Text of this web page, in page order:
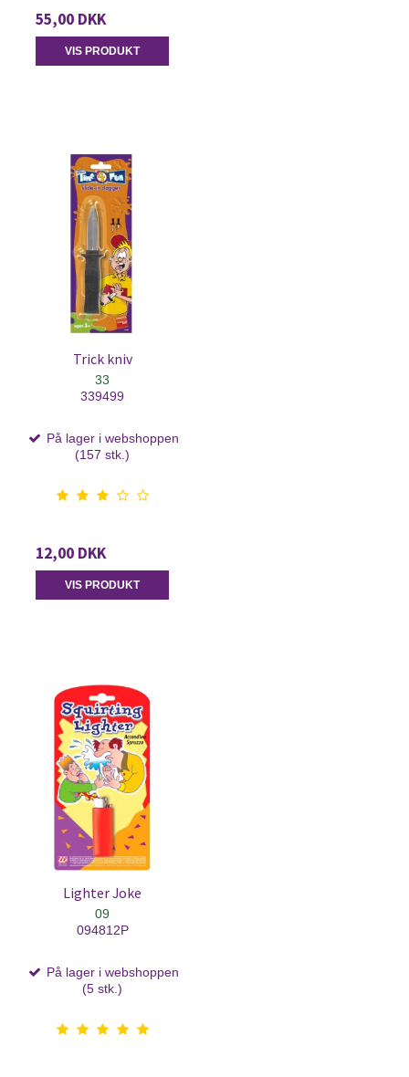
55,00 DKK
VIS PRODUKT
Trick kniv
33
339499
På lager i webshoppen
(157 stk.)
12,00 DKK
VIS PRODUKT
Lighter Joke
09
094812P
På lager i webshoppen
(5 stk.)